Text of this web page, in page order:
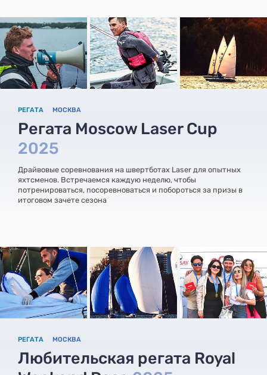
РЕГАТА МОСКВА
Регата Moscow Laser Cup
2025
Драйвовые соревнования на швертботах Laser для опытных
яхтсменов. Встречаемся каждую неделю, чтобы
потренироваться, посоревноваться и побороться за призы в
итоговом зачете сезона
РЕГАТА МОСКВА
Любительская регата Royal